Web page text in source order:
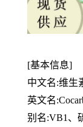
[基本信息]
中文名:维生
英文名
别名:VB1、